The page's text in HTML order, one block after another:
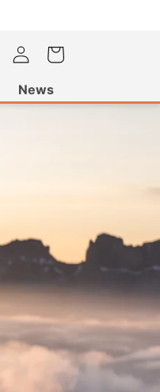
EinloggenWarenkorb
News